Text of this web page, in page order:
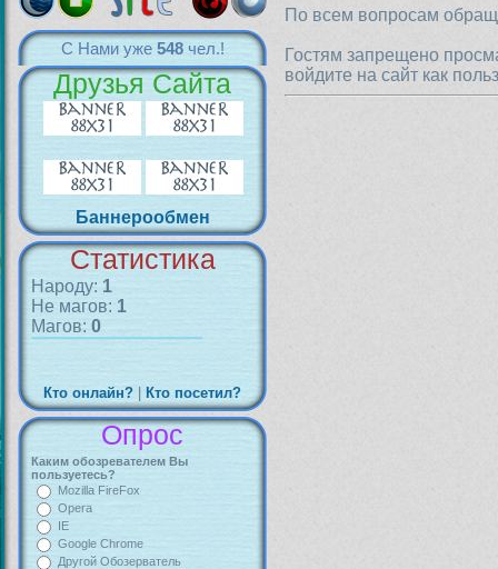
С Нами уже 548чел.!
Друзья Сайта
Баннерообмен
Статистика
Народу: 1
Не магов: 1
Магов: 0
Кто онлайн? Кто посетил?
Опрос
Каким обозревателем Вы
пользуетесь?
Mozilla FireFox
Opera
IE
Google Chrome
Другой Обозерватель
По всем вопросам
Гостям запрещено
войдите на сайт как